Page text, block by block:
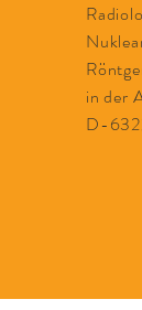
in der
D-